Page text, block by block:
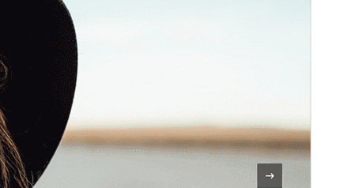
Active installations
वर्डप्रेस संस्करण
थिम गृहपृष्ठ